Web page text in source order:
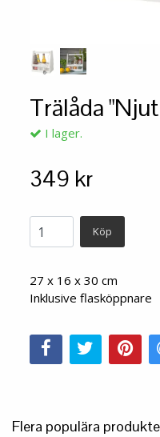
Trälåda
I lager.
349 kr
Köp
27 x 16 x 30 cm
Inklusive flasköppnare
Flera populära